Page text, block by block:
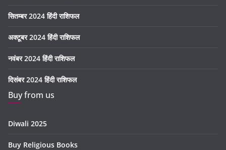
सितम्बर 2024 हिंदी राशिफल
अक्टूबर 2024 हिंदी राशिफल
नवंबर 2024 हिंदी राशिफल
दिसंबर 2024 हिंदी राशिफल
Buy from us
Diwali 2025
Buy Religious Books